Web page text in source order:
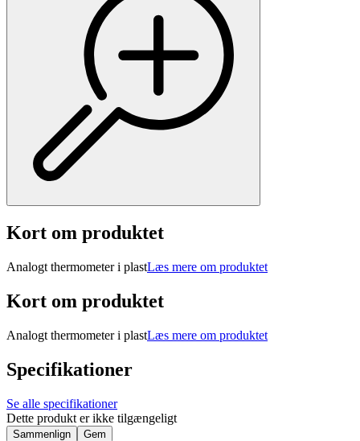
Kort om produktet
Analogt thermometer i plastLæs mere om produktet
Kort om produktet
Analogt thermometer i plastLæs mere om produktet
Specifikationer
Se alle specifikationer
Dette produkt er ikke tilgængeligt
Sammenlign Gem